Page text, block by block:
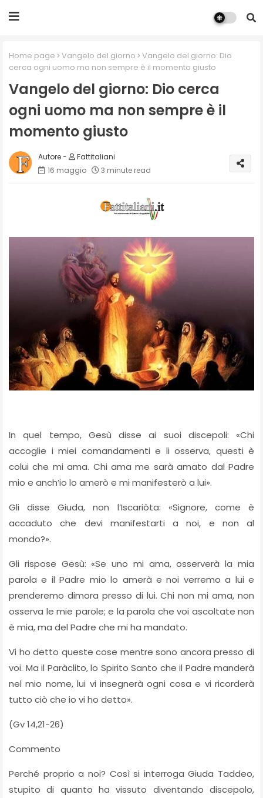
Home page Vangelo del giorno
Vangelo del giorno: Dio
cerca ogni uomo ma non sempre è il momento giusto
Vangelo del giorno: Dio cerca
ogni uomo ma non sempre è il
momento giusto
Fattitaliani
16 maggio
3 minute read
In quel tempo, Gesù disse ai suoi discepoli: «Chi
accoglie i miei comandamenti e li osserva, questi è
colui che mi ama. Chi ama me sarà amato dal Padre
mio e anch’io lo amerò e mi manifesterò a lui».
Gli disse Giuda, non l’Iscariòta: «Signore, come è
accaduto che devi manifestarti a noi, e non al
mondo?».
Gli rispose Gesù: «Se uno mi ama, osserverà la mia
parola e il Padre mio lo amerà e noi verremo a lui e
prenderemo dimora presso di lui. Chi non mi ama, non
osserva le mie parole; e la parola che voi ascoltate non
è mia, ma del Padre che mi ha mandato.
Vi ho detto queste cose mentre sono ancora presso di
voi. Ma il Paràclito, lo Spirito Santo che il Padre manderà
nel mio nome, lui vi insegnerà ogni cosa e vi ricorderà
tutto ciò che io vi ho detto».
(Gv 14,21-26)
Commento
Perché proprio a noi? Così si interroga Giuda Taddeo,
stupito di quanto ha vissuto diventando discepolo,